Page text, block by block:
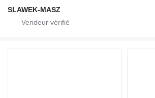
SLAWEK-MASZ